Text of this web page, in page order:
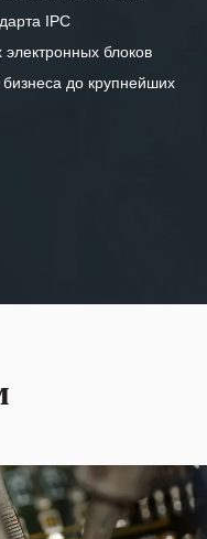
«555» долгих
IPC
блоков
до крупнейших